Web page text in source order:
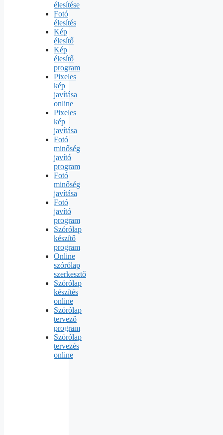
élesítése
Fotó
élesítés
Kép
élesítő
Kép
élesítő
program
Pixeles
kép
javítása
online
Pixeles
kép
javítása
Fotó
minőség
javító
program
Fotó
minőség
javítása
Fotó
javító
program
Szórólap
készítő
program
Online
szórólap
szerkesztő
Szórólap
készítés
online
Szórólap
tervező
program
Szórólap
tervezés
online